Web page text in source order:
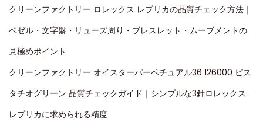
クリーンファクトリー ロレックス レプリカの品質チェック方法｜
ベゼル・文字盤・リューズ周り・ブレスレット・ムーブメントの
見極めポイント
クリーンファクトリー オイスターパーペチュアル36 126000 ピス
タチオグリーン 品質チェックガイド｜シンプルな3針ロレックス
レプリカに求められる精度